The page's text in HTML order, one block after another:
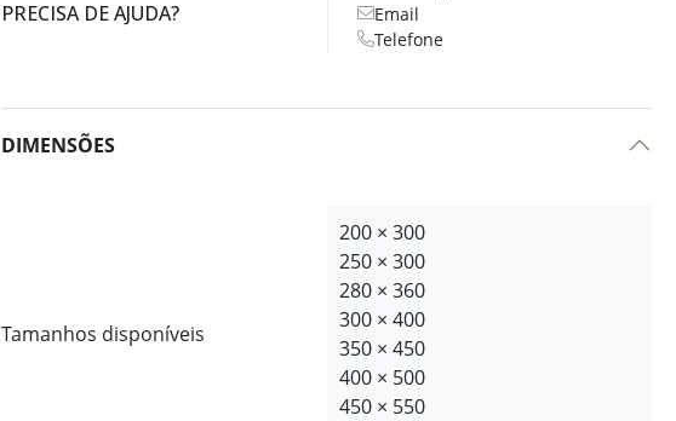
PRECISA DE AJUDA?
Email
Telefone
DIMENSÕES
Tamanhos disponíveis
200 × 300
250 × 300
280 × 360
300 × 400
350 × 450
400 × 500
450 × 550